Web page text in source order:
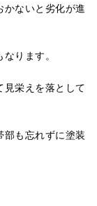
ないと劣化が進
ります。
見栄えを落として
も忘れずに塗装